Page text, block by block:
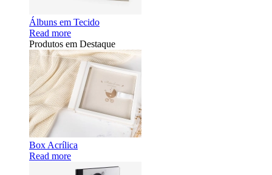
Álbuns em Tecido
Read more
Produtos em Destaque
Box Acrílica
Read more